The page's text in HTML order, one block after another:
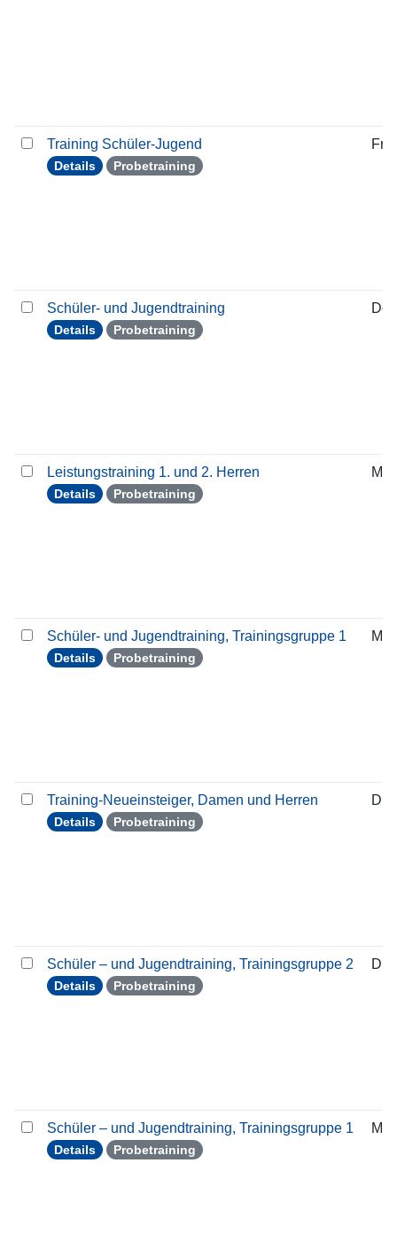
Training Schüler-Jugend
Details Probetraining
Schüler- und Jugendtraining
Details Probetraining
Leistungstraining 1. und 2. Herren
Details Probetraining
Schüler- und Jugendtraining, Trainingsgruppe 1
Details Probetraining
Training-Neueinsteiger, Damen und Herren
Details Probetraining
Schüler – und Jugendtraining, Trainingsgruppe 2
Details Probetraining
Schüler – und Jugendtraining, Trainingsgruppe 1
Details Probetraining